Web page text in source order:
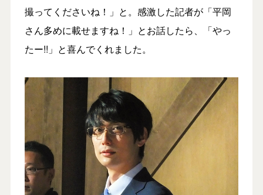
撮ってくださいね！」と。感激した記者が「平岡
さん多めに載せますね！」とお話したら、「やっ
たー!!」と喜んでくれました。